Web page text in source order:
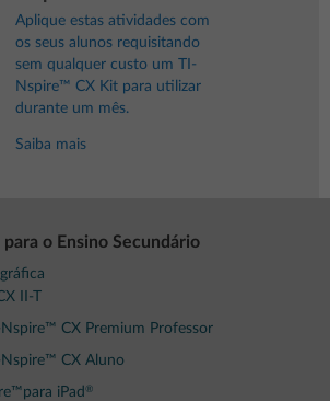
Aplique estas atividades com
os seus alunos requisitando
sem qualquer custo um TI-
Nspire™ CX Kit para utilizar
durante um mês.
Saiba mais
para o Ensino Secundário
II-T
CX Premium Professor
CX Aluno
iPad ®